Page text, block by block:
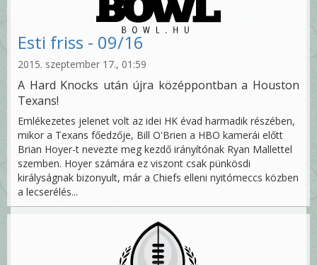
Esti friss - 09/16
2015. szeptember 17., 01:59
A Hard Knocks után újra középpontban a Houston
Texans!
Emlékezetes jelenet volt az idei HK évad harmadik részében,
mikor a Texans főedzője, Bill O'Brien a HBO kamerái előtt
Brian Hoyer-t nevezte meg kezdő irányítónak Ryan Mallettel
szemben. Hoyer számára ez viszont csak pünkösdi
királyságnak bizonyult, már a Chiefs elleni nyitómeccs közben
a lecserélés...